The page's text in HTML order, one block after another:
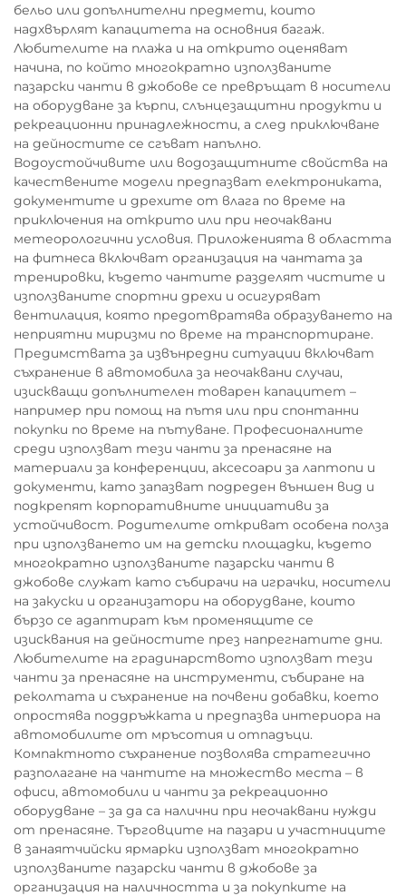
бельо или допълнителни предмети, които
надхвърлят капацитета на основния багаж.
Любителите на плажа и на открито оценяват
начина, по който многократно използваните
пазарски чанти в джобове се превръщат в носители
на оборудване за кърпи, слънцезащитни продукти и
рекреационни принадлежности, а след приключване
на дейностите се сгъват напълно.
Водоустойчивите или водозащитните свойства на
качествените модели предпазват електрониката,
документите и дрехите от влага по време на
приключения на открито или при неочаквани
метеорологични условия. Приложенията в областта
на фитнеса включват организация на чантата за
тренировки, където чантите разделят чистите и
използваните спортни дрехи и осигуряват
вентилация, която предотвратява образуването на
неприятни миризми по време на транспортиране.
Предимствата за извънредни ситуации включват
съхранение в автомобила за неочаквани случаи,
изискващи допълнителен товарен капацитет –
например при помощ на пътя или при спонтанни
покупки по време на пътуване. Професионалните
среди използват тези чанти за пренасяне на
материали за конференции, аксесоари за лаптопи и
документи, като запазват подреден външен вид и
подкрепят корпоративните инициативи за
устойчивост. Родителите откриват особена полза
при използването им на детски площадки, където
многократно използваните пазарски чанти в
джобове служат като събирачи на играчки, носители
на закуски и организатори на оборудване, които
бързо се адаптират към променящите се
изисквания на дейностите през напрегнатите дни.
Любителите на градинарството използват тези
чанти за пренасяне на инструменти, събиране на
реколтата и съхранение на почвени добавки, което
опростява поддръжката и предпазва интериора на
автомобилите от мръсотия и отпадъци.
Компактното съхранение позволява стратегично
разполагане на чантите на множество места – в
офиси, автомобили и чанти за рекреационно
оборудване – за да са налични при неочаквани нужди
от пренасяне. Търговците на пазари и участниците
в занаятчийски ярмарки използват многократно
използваните пазарски чанти в джобове за
организация на наличността и за покупките на